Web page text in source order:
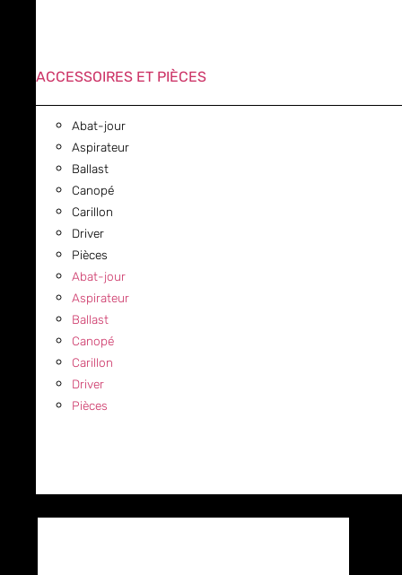
ACCESSOIRES ET PIÈCES
Abat-jour
Aspirateur
Ballast
Canopé
Carillon
Driver
Pièces
Abat-jour
Aspirateur
Ballast
Canopé
Carillon
Driver
Pièces